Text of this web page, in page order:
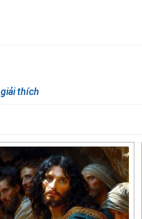
giải thích